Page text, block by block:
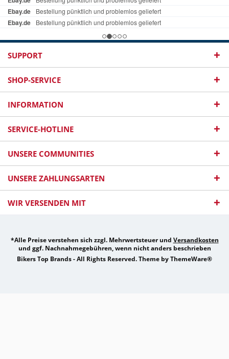
SUPPORT
SHOP-SERVICE
INFORMATION
SERVICE-HOTLINE
UNSERE COMMUNITIES
UNSERE ZAHLUNGSARTEN
WIR VERSENDEN MIT
*Alle Preise verstehen sich zzgl. Mehrwertsteuer und Versandkosten
und ggf. Nachnahmegebühren, wenn nicht anders beschrieben
Bikers Top Brands - All Rights Reserved. Theme byThemeWare®